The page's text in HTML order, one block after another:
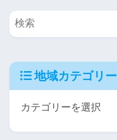
地域カテゴリー